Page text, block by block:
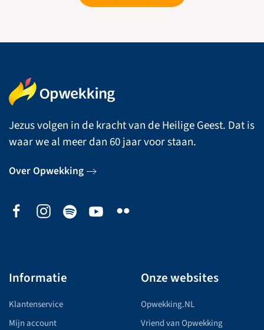
Jezus volgen in de kracht van de Heilige Geest. Dat is
waar we al meer dan 60 jaar voor staan.
Over Opwekking
Informatie
Klantenservice
Mijn account
Onze websites
Opwekking.NL
Vriend van Opwekking